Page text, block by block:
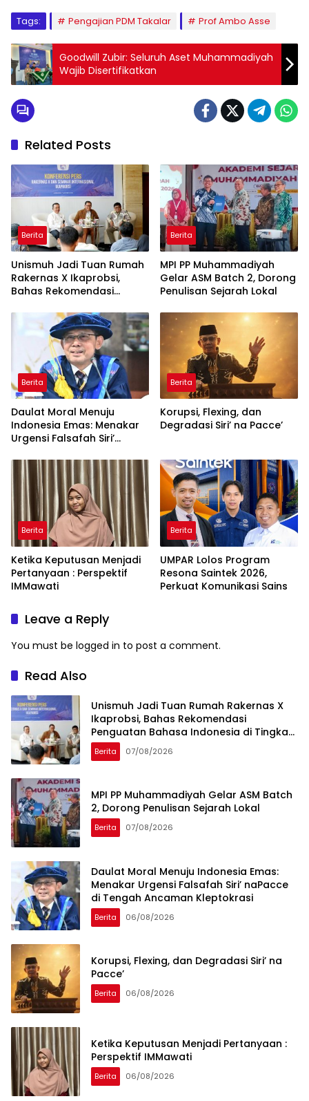
Tags: Pengajian PDM Takalar Prof Ambo Asse
Goodwill Zubir: Seluruh Aset Muhammadiyah
Wajib Disertifikatkan
Related Posts
Berita
Unismuh Jadi Tuan Rumah
Rakernas X Ikaprobsi,
Bahas Rekomendasi
Indonesia di Tingkat
Global
Berita
MPI PP Muhammadiyah
Gelar ASM Batch 2, Dorong
Penulisan Sejarah Lokal
Berita
Daulat Moral Menuju
Indonesia Emas: Menakar
Urgensi Falsafah Siri’
Ancaman Kleptokrasi
Berita
Korupsi, Flexing, dan
Degradasi Siri’ na Pacce’
Berita
Ketika Keputusan Menjadi
Pertanyaan : Perspektif
IMMawati
Berita
UMPAR Lolos Program
Resona Saintek 2026,
Perkuat Komunikasi Sains
Leave a Reply
You must be logged in to post a comment.
Read Also
Unismuh Jadi Tuan Rumah Rakernas X
Ikaprobsi, Bahas Rekomendasi
Penguatan Bahasa Indonesia di Tingkat
Global
Berita 07/08/2026
MPI PP Muhammadiyah Gelar ASM Batch
2, Dorong Penulisan Sejarah Lokal
Berita 07/08/2026
Daulat Moral Menuju Indonesia Emas:
Menakar Urgensi Falsafah Siri’ naPacce
di Tengah Ancaman Kleptokrasi
Berita 06/08/2026
Korupsi, Flexing, dan Degradasi Siri’ na
Pacce’
Berita 06/08/2026
Ketika Keputusan Menjadi Pertanyaan :
Perspektif IMMawati
Berita 06/08/2026